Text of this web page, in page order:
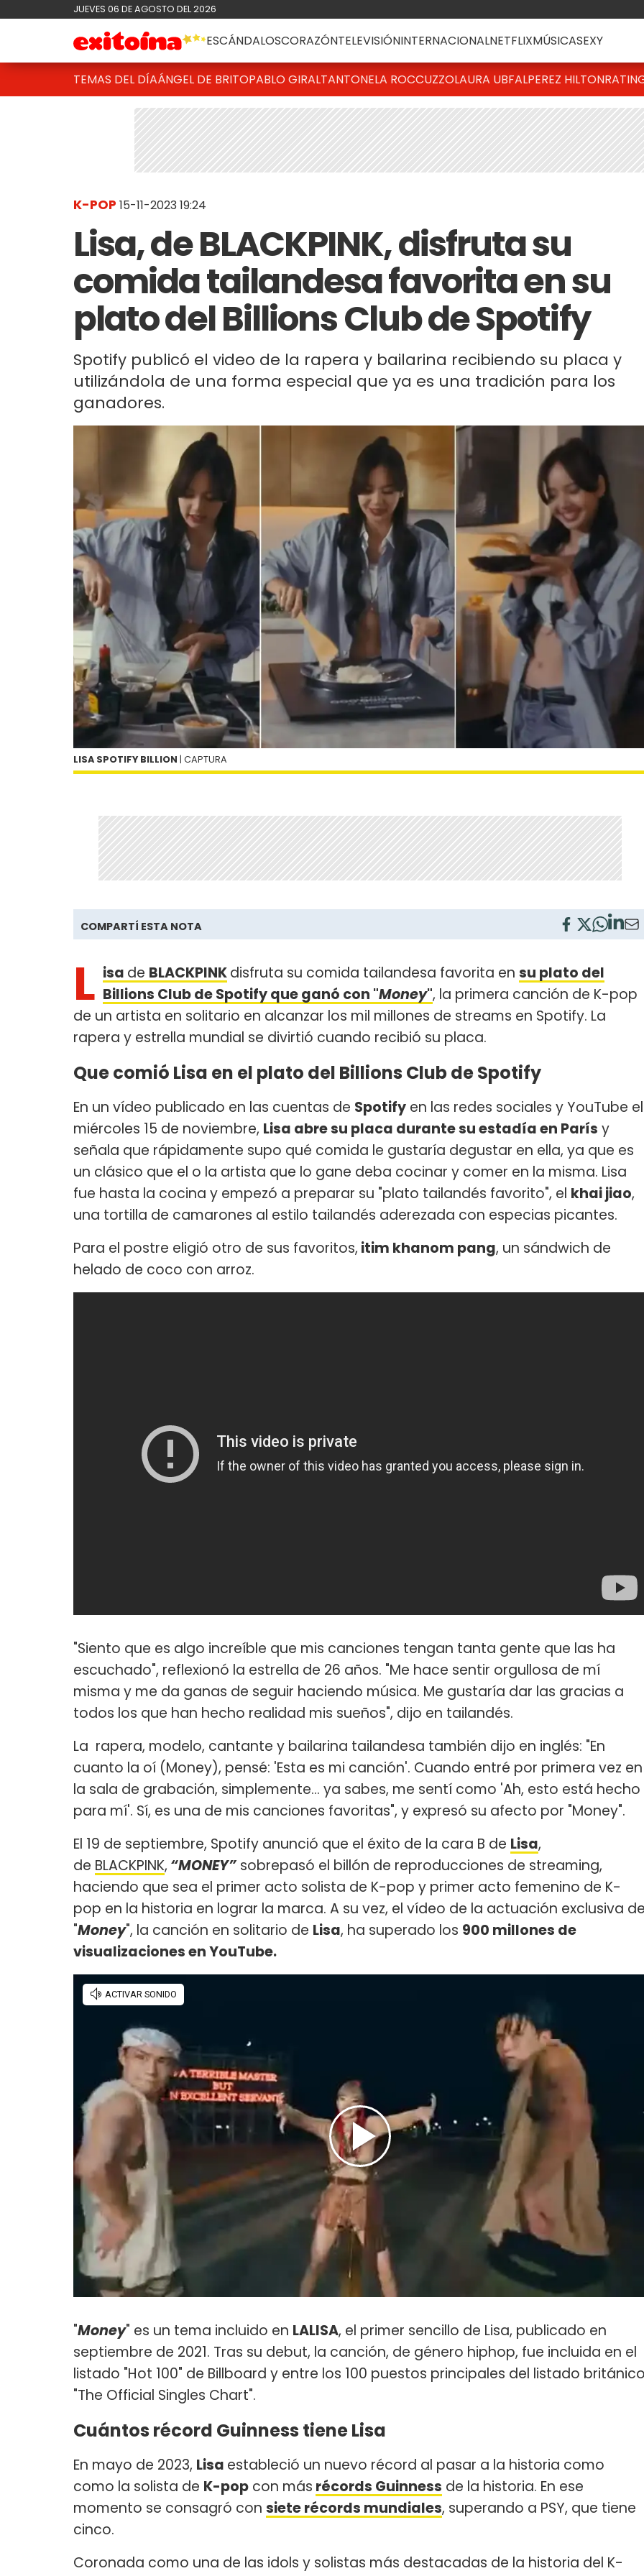
JUEVES 06 DE AGOSTO DEL 2026
ESCÁNDALOSCORAZÓNTELEVISIÓNINTERNACIONALNETFLIXMÚSICASEXY
TEMAS DEL DÍAÁNGEL DE BRITOPABLO GIRALTANTONELA ROCCUZZOLAURA UBFALPEREZ HILTON
K-POP 15-11-2023 19:24
Lisa, de BLACKPINK, disfruta su
comida tailandesa favorita en su
plato del Billions Club de Spotify
Spotify publicó el video de la rapera y bailarina recibiendo su placa y
utilizándola de una forma especial que ya es una tradición para los
ganadores.
LISA SPOTIFY BILLION | CAPTURA
COMPARTÍ ESTA NOTA
L isa de BLACKPINKdisfruta su comida tailandesa favorita en su plato del
Billions Club de Spotify que ganó con "Money", la primera canción de K-pop
de un artista en solitario en alcanzar los mil millones de streams en Spotify. La
rapera y estrella mundial se divirtió cuando recibió su placa.
Que comió Lisa en el plato del Billions Club de Spotify
En un vídeo publicado en las cuentas de Spotify en las redes sociales y YouTube el
miércoles 15 de noviembre, Lisa abre su placa durante su estadía en París y
señala que rápidamente supo qué comida le gustaría degustar en ella, ya que es
un clásico que el o la artista que lo gane deba cocinar y comer en la misma. Lisa
fue hasta la cocina y empezó a preparar su "plato tailandés favorito", el khai jiao,
una tortilla de camarones al estilo tailandés aderezada con especias picantes.
Para el postre eligió otro de sus favoritos, itim khanom pang, un sándwich de
helado de coco con arroz.
"Siento que es algo increíble que mis canciones tengan tanta gente que las ha
escuchado", reflexionó la estrella de 26 años. "Me hace sentir orgullosa de mí
misma y me da ganas de seguir haciendo música. Me gustaría dar las gracias a
todos los que han hecho realidad mis sueños", dijo en tailandés.
La rapera, modelo, cantante y bailarina tailandesa también dijo en inglés: "En
cuanto la oí (Money), pensé: 'Esta es mi canción'. Cuando entré por primera vez en
la sala de grabación, simplemente... ya sabes, me sentí como 'Ah, esto está hecho
para mí'. Sí, es una de mis canciones favoritas", y expresó su afecto por "Money".
El 19 de septiembre, Spotify anunció que el éxito de la cara B de Lisa,
de BLACKPINK, “MONEY” sobrepasó el billón de reproducciones de streaming,
haciendo que sea el primer acto solista de K-pop y primer acto femenino de K-
pop en la historia en lograr la marca. A su vez, el vídeo de la actuación exclusiva
"Money", la canción en solitario de Lisa, ha superado los 900 millones de
visualizaciones en YouTube.
"Money" es un tema incluido en LALISA, el primer sencillo de Lisa, publicado en
septiembre de 2021. Tras su debut, la canción, de género hiphop, fue incluida en el
listado "Hot 100" de Billboard y entre los 100 puestos principales del listado
"The Official Singles Chart".
Cuántos récord Guinness tiene Lisa
En mayo de 2023, Lisa estableció un nuevo récord al pasar a la historia como
como la solista de K-pop con más récords Guinness de la historia. En ese
momento se consagró con siete récords mundiales, superando a PSY, que tiene
cinco.
Coronada como una de las idols y solistas más destacadas de la historia del K-